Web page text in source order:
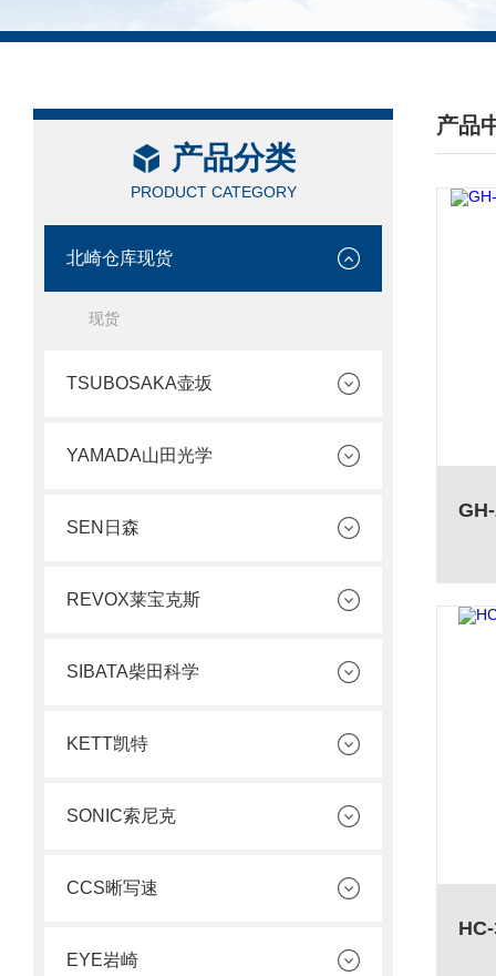
产品分类
PRODUCT CATEGORY
北崎仓库现货
现货
TSUBOSAKA壶坂
YAMADA山田光学
SEN日森
REVOX莱宝克斯
SIBATA柴田科学
KETT凯特
SONIC索尼克
CCS晰写速
EYE岩崎
产品
/